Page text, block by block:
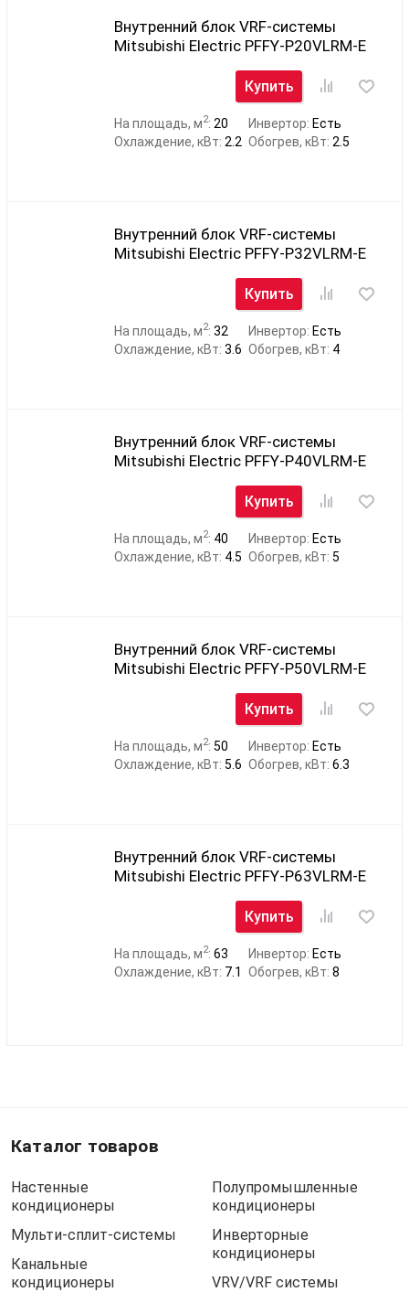
Внутренний блок VRF-системы
Mitsubishi Electric PFFY-P20VLRM-E
Купить
На площадь, м2: 20 Инвертор: Есть
Охлаждение, кВт: 2.2 Обогрев, кВт: 2.5
Внутренний блок VRF-системы
Mitsubishi Electric PFFY-P32VLRM-E
Купить
На площадь, м2: 32 Инвертор: Есть
Охлаждение, кВт: 3.6 Обогрев, кВт: 4
Внутренний блок VRF-системы
Mitsubishi Electric PFFY-P40VLRM-E
Купить
На площадь, м2: 40 Инвертор: Есть
Охлаждение, кВт: 4.5 Обогрев, кВт:5
Внутренний блок VRF-системы
Mitsubishi Electric PFFY-P50VLRM-E
Купить
На площадь, м2: 50 Инвертор: Есть
Охлаждение, кВт: 5.6 Обогрев, кВт:6.3
Внутренний блок VRF-системы
Mitsubishi Electric PFFY-P63VLRM-E
Купить
На площадь, м2: 63 Инвертор: Есть
Охлаждение, кВт: 7.1 Обогрев, кВт:8
Каталог товаров
Настенные
кондиционеры
Мульти-сплит-системы
Канальные
кондиционеры
Полупромышленные
кондиционеры
Инверторные
кондиционеры
VRV/VRF системы